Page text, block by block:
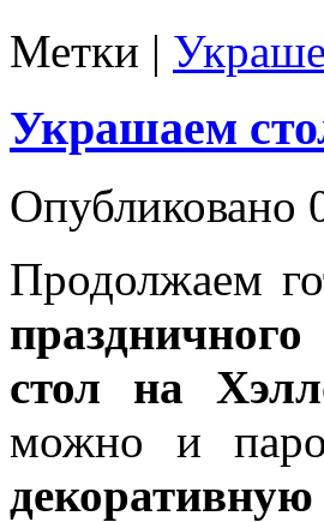
Метки |
Украшаем
Опубликовано
Продолжаем
праздничного
стол на
можно и